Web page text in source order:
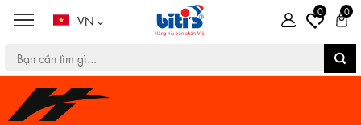
VN
0 0